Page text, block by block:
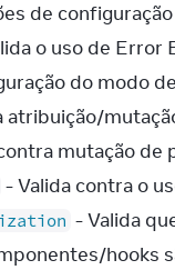
de
o uso de Error
do modo
atribuição/
mutação de
- Valida contra o
- Valida
hooks